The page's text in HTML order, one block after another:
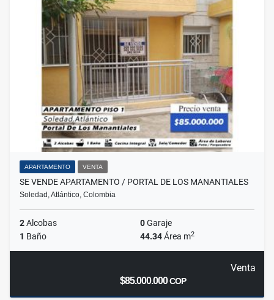
APARTAMENTO VENTA
SE VENDE APARTAMENTO / PORTAL DE LOS MANANTIALES
Soledad, Atlántico, Colombia
2Alcobas 0Garaje
1 Baño 44.34Área m2
Venta
$85.000.000COP